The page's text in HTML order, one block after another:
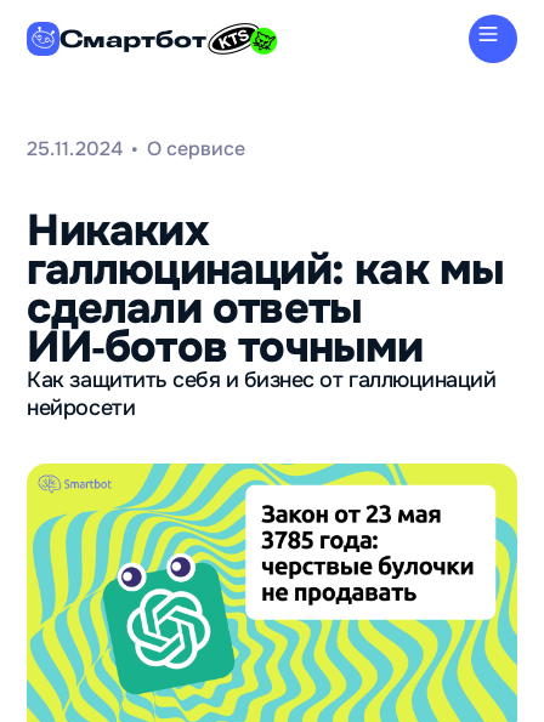
Смартбот
25.11.2024 • О сервисе
Никаких
галлюцинаций: как мы
сделали ответы
ИИ‑ботов точными
Как защитить себя и бизнес от галлюцинаций
нейросети